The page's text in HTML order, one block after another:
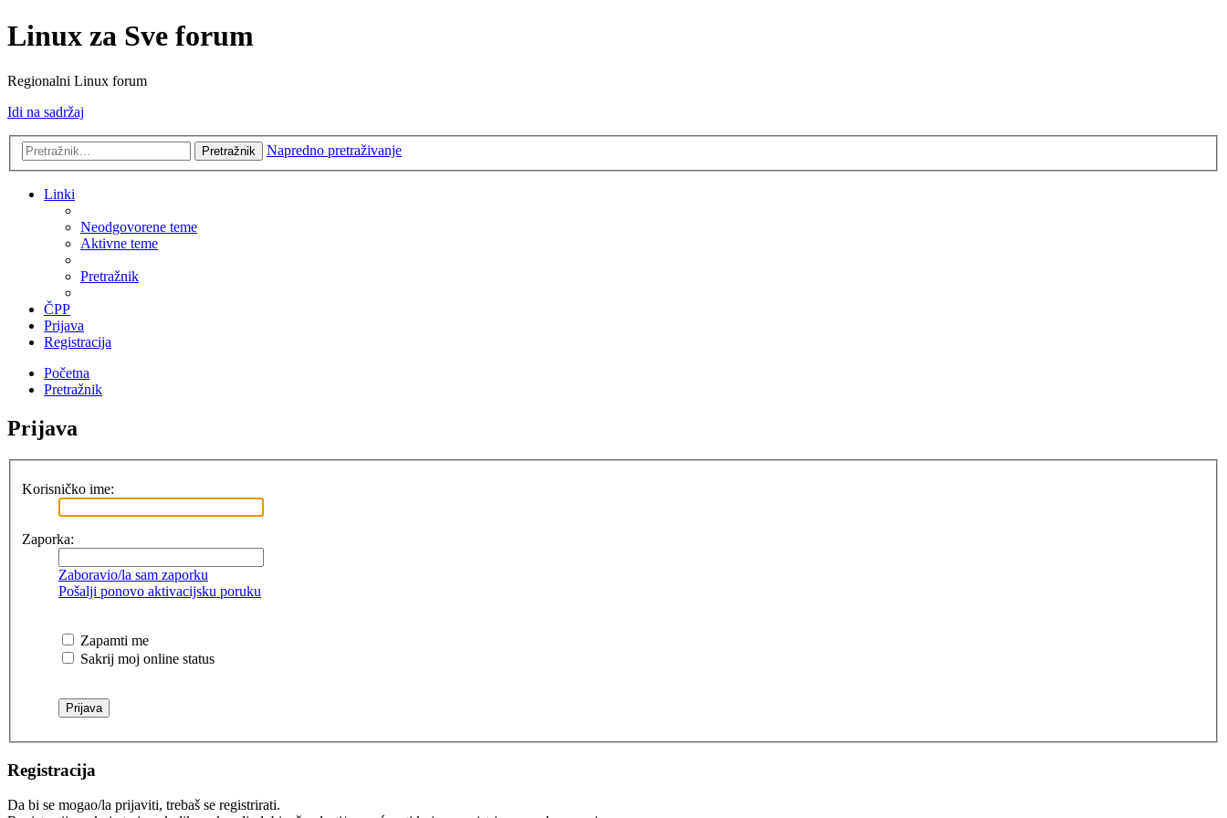
Linux za Sve forum
Regionalni Linux forum
Idi na sadržaj
Pretražnik Napredno pretraživanje
Linki
Neodgovorene teme
Aktivne teme
Pretražnik
ČPP
Prijava
Registracija
Početna
Pretražnik
Prijava
Korisničko ime:
Zaporka:
Zaboravio/la sam zaporku
Pošalji ponovo aktivacijsku poruku
Zapamti me
Sakrij moj online status
Registracija
Da bi se mogao/la prijaviti, trebaš se registrirati.